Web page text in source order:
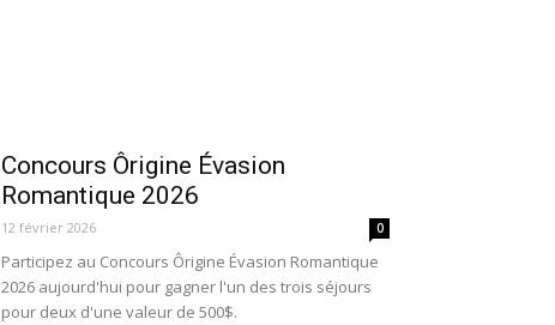
Concours Ôrigine Évasion
Romantique 2026
12 février 2026 0
Participez au Concours Ôrigine Évasion Romantique
2026 aujourd'hui pour gagner l'un des trois séjours
pour deux d'une valeur de 500$.